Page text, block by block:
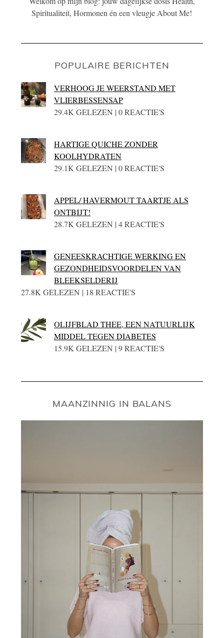
Spiritualiteit, Hormonen én een vleugje About Me!
POPULAIRE BERICHTEN
VERHOOG JE WEERSTAND MET
VLIERBESSENSAP
29.4K GELEZEN | 0 REACTIE'S
HARTIGE QUICHE ZONDER
KOOLHYDRATEN
29.1K GELEZEN | 0 REACTIE'S
APPEL/ HAVERMOUT TAARTJE ALS
ONTBIJT!
28.7K GELEZEN | 4 REACTIE'S
GENEESKRACHTIGE WERKING EN
GEZONDHEIDSVOORDELEN VAN
BLEEKSELDERIJ
27.8K GELEZEN | 18 REACTIE'S
OLIJFBLAD THEE, EEN NATUURLIJK
MIDDEL TEGEN DIABETES
15.9K GELEZEN | 9 REACTIE'S
MAANZINNIG IN BALANS